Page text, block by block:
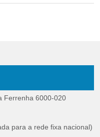
Ferrenha 6000-020
para a rede fixa nacional)